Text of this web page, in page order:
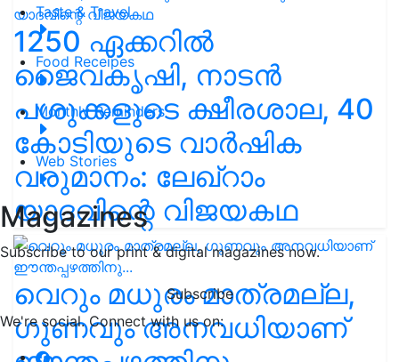
Taste & Travel
Food Receipes
Monthly Reminders
Web Stories
Magazines
Subscribe to our print & digital magazines now.
Subscribe
We're social. Connect with us on:
1250 ഏക്കറിൽ
ജൈവകൃഷി, നാടൻ
പശുക്കളുടെ ക്ഷീരശാല, 40
കോടിയുടെ വാർഷിക
വരുമാനം: ലേഖ്‌റാം
യാദവിന്റെ വിജയകഥ
വെറും മധുരം മാത്രമല്ല,
ഗുണവും അനവധിയാണ്